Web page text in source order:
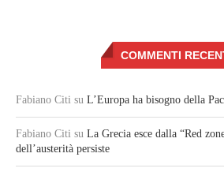
COMMENTI
Fabiano Citi su L’Europa ha bisogno della
Fabiano Citi su La Grecia esce dalla “Red
dell’austerità persiste